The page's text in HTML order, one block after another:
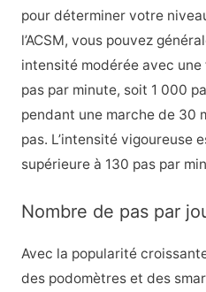
pour déterminer votre
l’ACSM, vous pouvez
intensité modérée avec
pas par minute, soit 1 000
pendant une marche de 30
pas. L’intensité vigoureuse
supérieure à 130 pas par
Nombre de pas par
Avec la popularité
des podomètres et des